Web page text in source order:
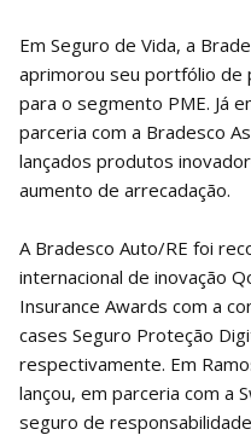
Em Seguro de Vida, a
aprimorou seu portfólio de
para o segmento PME. Já
parceria com a Bradesco
lançados produtos
aumento de arrecadação.
A Bradesco Auto/RE foi
internacional de inovação
Insurance Awards com a
cases Seguro Proteção
respectivamente. Em
lançou, em parceria com a
seguro de